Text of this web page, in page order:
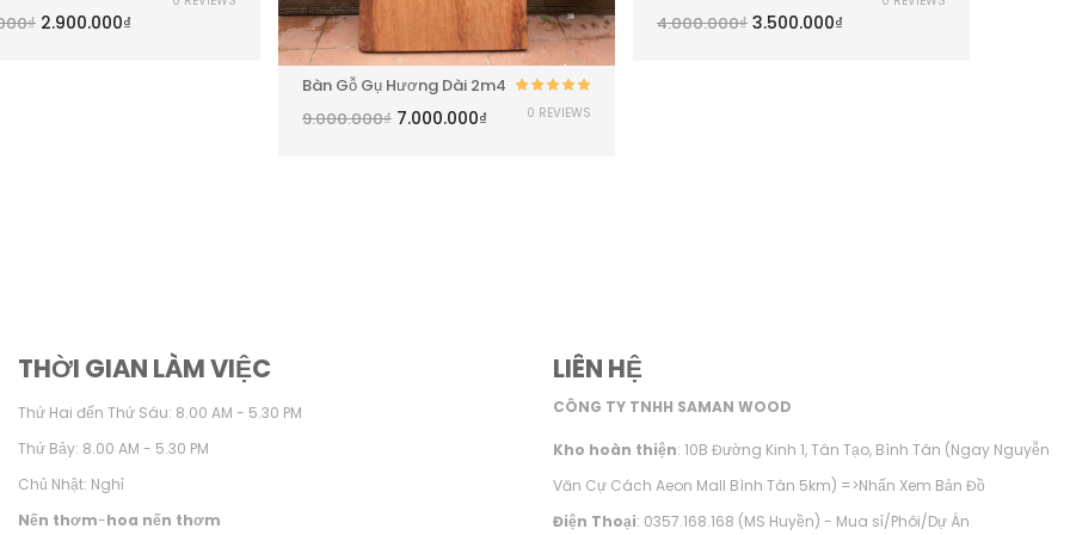
₫ 2.900.000₫
hạng5.00 5
Bàn Gỗ Gụ Hương Dài 2m4
9.000.000₫ 7.000.000₫
Được xếp
hạng5.00 5
0 REVIEWS
4.000.000₫ 3.500.000₫
hạng5.00 5
THỜI GIAN LÀM VIỆC
Thứ Hai đến Thứ Sáu: 8.00 AM - 5.30 PM
Thứ Bảy: 8.00 AM - 5.30 PM
Chủ Nhật: Nghỉ
Nến thơm-hoa nến thơm
LIÊN HỆ
CÔNG TY TNHH SAMAN WOOD
Kho hoàn thiện: 10B Đường Kinh 1, Tân Tạo, Bình Tân (Ngay Nguyễn
Văn Cự Cách Aeon Mall Bình Tân 5km) =>Nhấn Xem Bản Đồ
Điện Thoại: 0357.168.168 (MS Huyền) - Mua sỉ/Phôi/Dự Án